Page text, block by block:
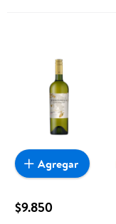
$9.850
Agregar